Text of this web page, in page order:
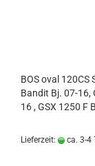
BOS oval 120CS
Bandit Bj. 07-16,
16 , GSX 1250 F
Lieferzeit: ca. 3-4